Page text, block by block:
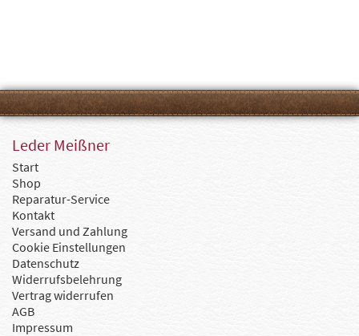
Leder Meißner
Start
Shop
Reparatur-Service
Kontakt
Versand und Zahlung
Cookie Einstellungen
Datenschutz
Widerrufsbelehrung
Vertrag widerrufen
AGB
Impressum